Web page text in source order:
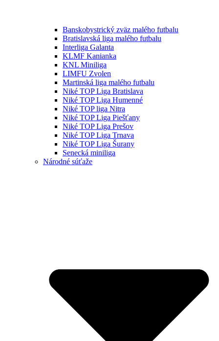
Banskobystrický zväz malého futbalu
Bratislavská liga malého futbalu
Interliga Galanta
KLMF Kanianka
KNL Miniliga
LIMFU Zvolen
Martinská liga malého futbalu
Niké TOP Liga Bratislava
Niké TOP Liga Humenné
Niké TOP liga Nitra
Niké TOP Liga Piešťany
Niké TOP Liga Prešov
Niké TOP Liga Trnava
Niké TOP Liga Šurany
Senecká miniliga
Národné súťaže